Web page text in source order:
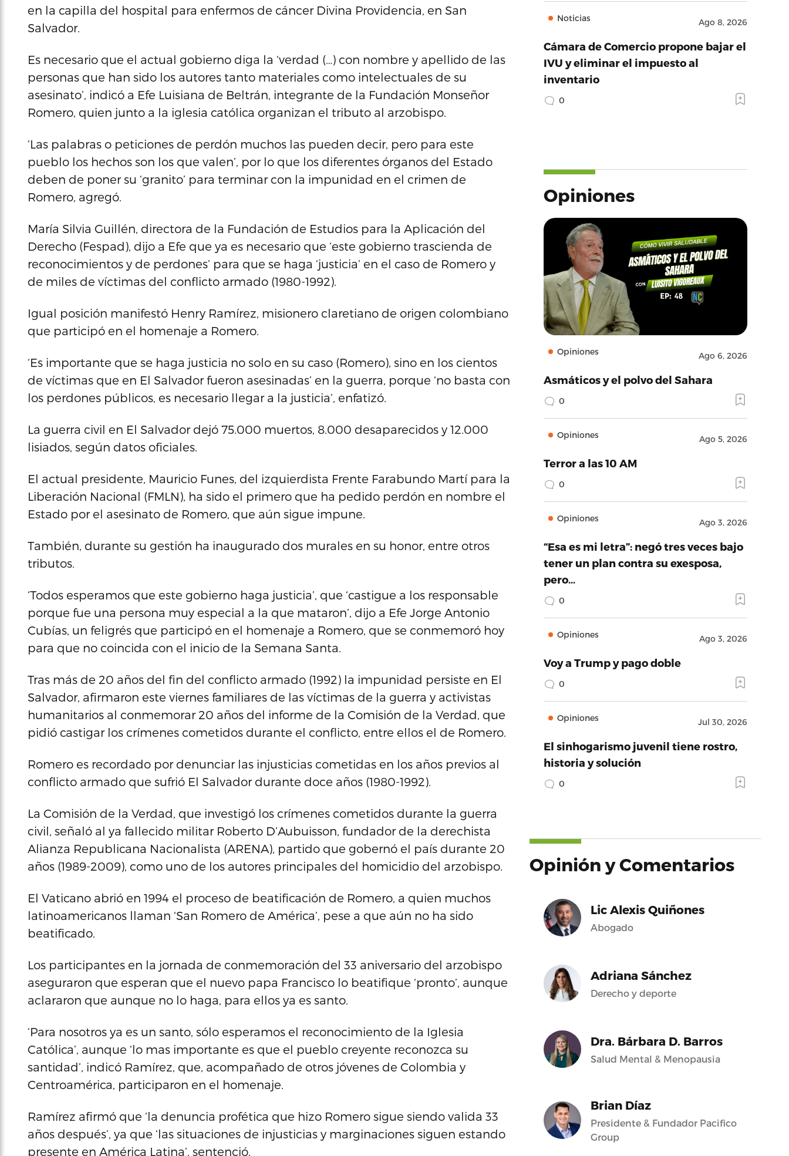
en la capilla del hospital para enfermos de cáncer Divina Providencia, en San
Salvador.
Es necesario que el actual gobierno diga la ‘verdad (…) con nombre y apellido de las
personas que han sido los autores tanto materiales como intelectuales de su
asesinato’, indicó a Efe Luisiana de Beltrán, integrante de la Fundación Monseñor
Romero, quien junto a la iglesia católica organizan el tributo al arzobispo.
‘Las palabras o peticiones de perdón muchos las pueden decir, pero para este
pueblo los hechos son los que valen’, por lo que los diferentes órganos del Estado
deben de poner su ‘granito’ para terminar con la impunidad en el crimen de
Romero, agregó.
María Silvia Guillén, directora de la Fundación de Estudios para la Aplicación del
Derecho (Fespad), dijo a Efe que ya es necesario que ‘este gobierno trascienda de
reconocimientos y de perdones’ para que se haga ‘justicia’ en el caso de Romero y
de miles de víctimas del conflicto armado (1980-1992).
Igual posición manifestó Henry Ramírez, misionero claretiano de origen colombiano
que participó en el homenaje a Romero.
‘Es importante que se haga justicia no solo en su caso (Romero), sino en los cientos
de víctimas que en El Salvador fueron asesinadas’ en la guerra, porque ‘no basta con
los perdones públicos, es necesario llegar a la justicia’, enfatizó.
La guerra civil en El Salvador dejó 75.000 muertos, 8.000 desaparecidos y 12.000
lisiados, según datos oficiales.
El actual presidente, Mauricio Funes, del izquierdista Frente Farabundo Martí para la
Liberación Nacional (FMLN), ha sido el primero que ha pedido perdón en nombre el
Estado por el asesinato de Romero, que aún sigue impune.
También, durante su gestión ha inaugurado dos murales en su honor, entre otros
tributos.
‘Todos esperamos que este gobierno haga justicia’, que ‘castigue a los responsable
porque fue una persona muy especial a la que mataron’, dijo a Efe Jorge Antonio
Cubías, un feligrés que participó en el homenaje a Romero, que se conmemoró hoy
para que no coincida con el inicio de la Semana Santa.
Tras más de 20 años del fin del conflicto armado (1992) la impunidad persiste en El
Salvador, afirmaron este viernes familiares de las víctimas de la guerra y activistas
humanitarios al conmemorar 20 años del informe de la Comisión de la Verdad, que
pidió castigar los crímenes cometidos durante el conflicto, entre ellos el de Romero.
Romero es recordado por denunciar las injusticias cometidas en los años previos al
conflicto armado que sufrió El Salvador durante doce años (1980-1992).
La Comisión de la Verdad, que investigó los crímenes cometidos durante la guerra
civil, señaló al ya fallecido militar Roberto D’Aubuisson, fundador de la derechista
Alianza Republicana Nacionalista (ARENA), partido que gobernó el país durante 20
años (1989-2009), como uno de los autores principales del homicidio del arzobispo.
El Vaticano abrió en 1994 el proceso de beatificación de Romero, a quien muchos
latinoamericanos llaman ‘San Romero de América’, pese a que aún no ha sido
beatificado.
Los participantes en la jornada de conmemoración del 33 aniversario del arzobispo
aseguraron que esperan que el nuevo papa Francisco lo beatifique ‘pronto’, aunque
aclararon que aunque no lo haga, para ellos ya es santo.
‘Para nosotros ya es un santo, sólo esperamos el reconocimiento de la Iglesia
Católica’, aunque ‘lo mas importante es que el pueblo creyente reconozca su
santidad’, indicó Ramírez, que, acompañado de otros jóvenes de Colombia y
Centroamérica, participaron en el homenaje.
Ramírez afirmó que ‘la denuncia profética que hizo Romero sigue siendo valida 33
años después’, ya que ‘las situaciones de injusticias y marginaciones siguen estando
presente en América Latina’, sentenció.
Noticias Ago 8, 2026
Cámara de Comercio propone bajar el
IVU y eliminar el impuesto al
inventario
0
Opiniones
Opiniones Ago 6, 2026
Asmáticos y el polvo del Sahara
0
Opiniones Ago 5, 2026
Terror a las 10 AM
0
Opiniones Ago 3, 2026
“Esa es mi letra”: negó tres veces bajo
tener un plan contra su exesposa,
pero…
0
Opiniones Ago 3, 2026
Voy a Trump y pago doble
0
Opiniones Jul 30, 2026
El sinhogarismo juvenil tiene rostro,
historia y solución
0
Opinión y Comentarios
Lic Alexis Quiñones
Abogado
Adriana Sánchez
Derecho y deporte
Dra. Bárbara D. Barros
Salud Mental & Menopausia
Brian Díaz
Presidente & Fundador Pacifico
Group